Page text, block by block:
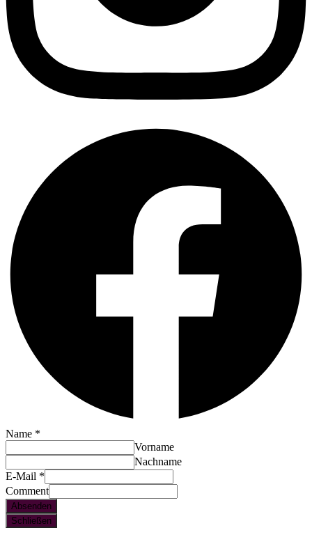
Name *
Vorname
Nachname
E-Mail *
Comment
Absenden
Schließen